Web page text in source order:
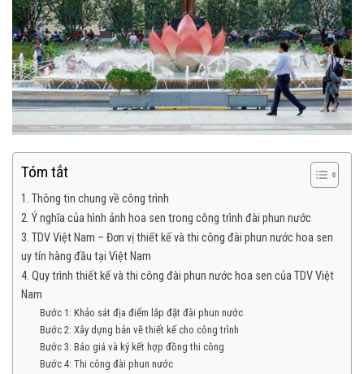
Tóm tắt
1. Thông tin chung về công trình
2. Ý nghĩa của hình ảnh hoa sen trong công trình đài phun nước
3. TDV Việt Nam – Đơn vị thiết kế và thi công đài phun nước hoa sen
uy tín hàng đầu tại Việt Nam
4. Quy trình thiết kế và thi công đài phun nước hoa sen của TDV Việt
Nam
Bước 1: Khảo sát địa điểm lắp đặt đài phun nước
Bước 2: Xây dựng bản vẽ thiết kế cho công trình
Bước 3: Báo giá và ký kết hợp đồng thi công
Bước 4: Thi công đài phun nước